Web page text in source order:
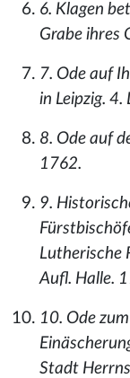
6. Klagen
Grabe ihres
7. Ode auf
in Leipzig. 4.
8. Ode auf
1762.
9.
Lutherische
Aufl. Halle.
10. Ode
Stadt